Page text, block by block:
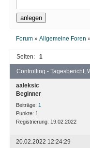
Forum »Allgemeine Foren
Seiten: 1
Controlling - Tagesbericht,
aaleksic
Beginner
Beiträge: 1
Punkte: 1
Registrierung: 19.02.2022
20.02.2022 12:24:29